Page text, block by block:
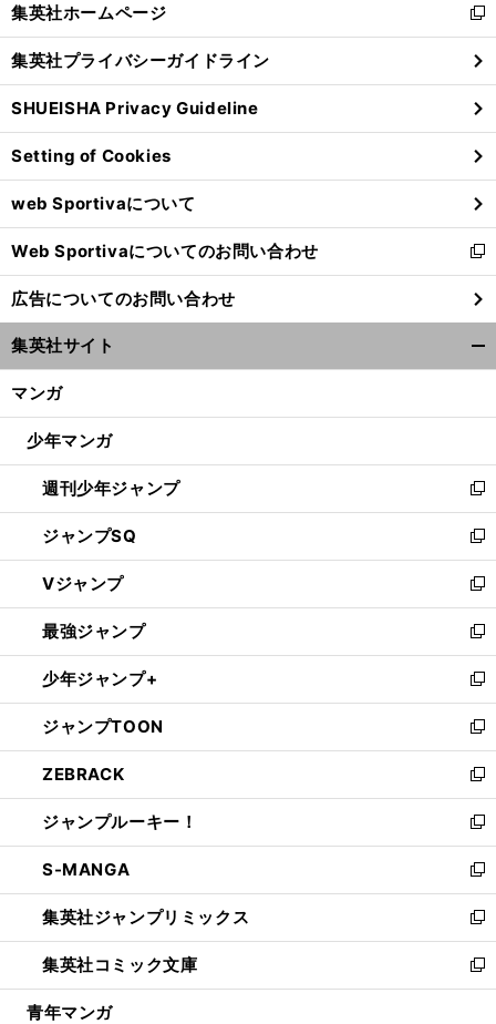
閉
る
集英社ホームページ
新
し
い
ウ
ィ
ン
ド
ウ
で
開
く
集英社プライバシーガイドライン
SHUEISHA Privacy Guideline
Setting of Cookies
web Sportivaについて
Web Sportivaについてのお問い合わせ
新
し
い
ウ
ィ
ン
ウ
開
く
広告についてのお問い合わせ
集英社サイト
マンガ
少年マンガ
週刊少年ジャンプ
新
し
い
ウ
ィ
ン
ド
ウ
で
開
く
ジャンプSQ
新
し
い
ウ
ィ
ン
ド
ウ
で
開
く
Vジャンプ
新
し
い
ウ
ィ
ン
ド
ウ
で
開
く
最強ジャンプ
新
し
い
ウ
ィ
ン
ド
ウ
で
開
く
少年ジャンプ+
新
し
い
ウ
ィ
ン
ド
ウ
で
開
く
ジャンプTOON
新
し
い
ウ
ィ
ン
ド
ウ
で
開
く
ZEBRACK
新
し
い
ウ
ィ
ン
ド
ウ
で
開
ジャンプルーキー！
新
し
い
ウ
ィ
ン
ド
ウ
S-MANGA
新
し
い
ウ
ィ
ン
集英社ジャンプリミックス
新
し
い
ウ
集英社コミック文庫
新
し
青年マンガ